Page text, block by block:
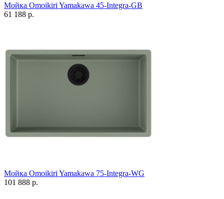
Мойка Omoikiri Yamakawa 45-Integra-GB
61 188 р.
Мойка Omoikiri Yamakawa 75-Integra-WG
101 888 р.